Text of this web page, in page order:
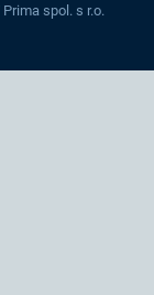
spol. s r.o.